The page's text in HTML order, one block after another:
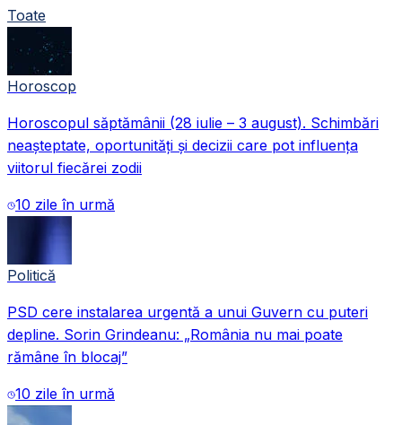
Toate
Horoscop
Horoscopul săptămânii (28 iulie – 3 august). Schimbări
neașteptate, oportunități și decizii care pot influența
viitorul fiecărei zodii
10 zile în urmă
Politică
PSD cere instalarea urgentă a unui Guvern cu puteri
depline. Sorin Grindeanu: „România nu mai poate
rămâne în blocaj”
10 zile în urmă